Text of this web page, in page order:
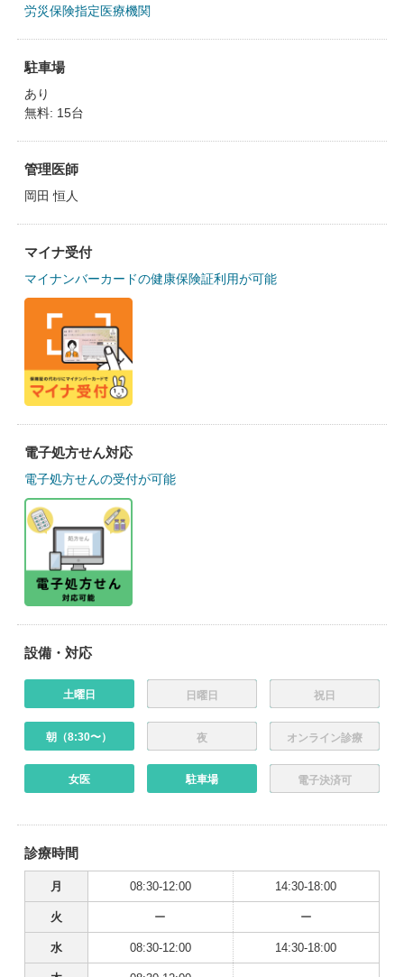
労災保険指定医療機関
駐車場
あり
無料: 15台
管理医師
岡田 恒人
マイナ受付
マイナンバーカードの健康保険証利用が可能
電子処方せん対応
電子処方せんの受付が可能
設備・対応
土曜日 日曜日 祝日
朝（8:30〜） 夜 オンライン診療
女医 駐車場 電子決済可
診療時間
月 08:30-12:00 14:30-18:00
火 ー ー
水 08:30-12:00 14:30-18:00